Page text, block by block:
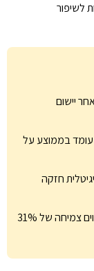
לשיפור
יישום
עומד בממוצע על
חזקה
עסקים המשלבים שיווק דיגיטלי ופיתוח עסקי חווים צמיחה של 31%